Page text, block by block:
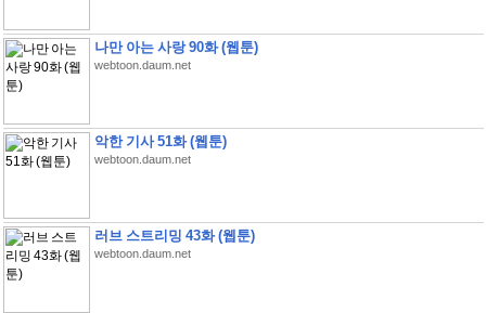
나만 아는 사랑 90화 (웹툰)
webtoon.daum.net
악한 기사 51화 (웹툰)
webtoon.daum.net
러브 스트리밍 43화 (웹툰)
webtoon.daum.net